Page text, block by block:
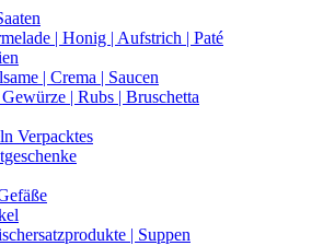
| Honig | Aufstrich | Paté
| Crema | Saucen
| Rubs | Bruschetta
Verpacktes
| Suppen